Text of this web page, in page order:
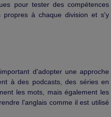
pour tester des compétences
propres à chaque division et s'y
d'adopter une approche
à des podcasts, des séries en
les mots, mais également les
l'anglais comme il est utilisé